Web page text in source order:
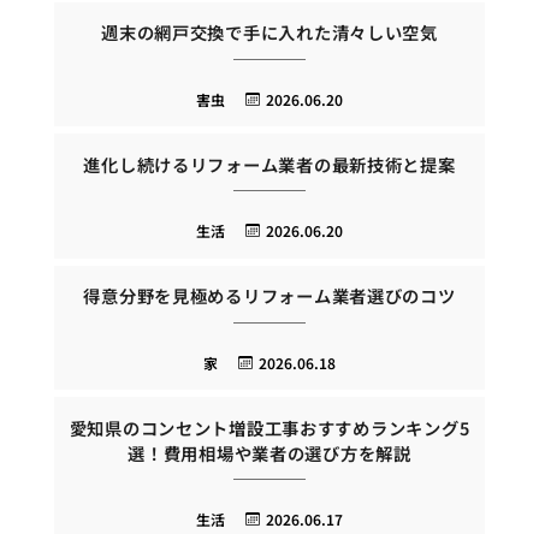
週末の網戸交換で手に入れた清々しい空気
2026.06.20
害虫
進化し続けるリフォーム業者の最新技術と提案
2026.06.20
生活
得意分野を見極めるリフォーム業者選びのコツ
2026.06.18
家
愛知県のコンセント増設工事おすすめランキング5
選！費用相場や業者の選び方を解説
2026.06.17
生活